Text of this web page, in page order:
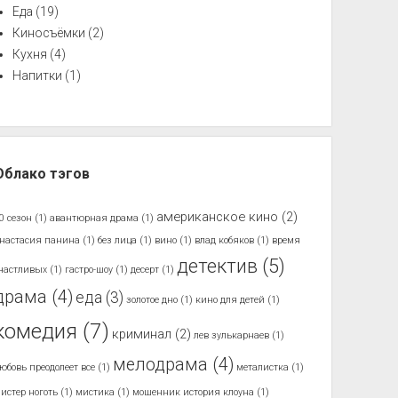
Еда (19)
Киносъёмки (2)
Кухня (4)
Напитки (1)
тэгов
сезон (1) авантюрная драма (1) американское кино (2)
панина (1) без лица (1) вино (1) влад кобяков (1) время
(1) гастро-шоу (1) десерт (1) детектив (5)
(4) еда (3) золотое дно (1) кино для детей (1)
(7) криминал (2) лев зулькарнаев (1)
преодолеет все (1) мелодрама (4) металистка (1)
ноготь (1) мистика (1) мошенник история клоуна (1)